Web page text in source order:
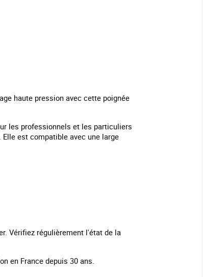
haute pression avec cette poignée
les professionnels et les particuliers
est compatible avec une large
Vérifiez régulièrement l'état de la
en France depuis 30 ans.